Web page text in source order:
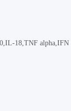
18,TNF alpha,IFN